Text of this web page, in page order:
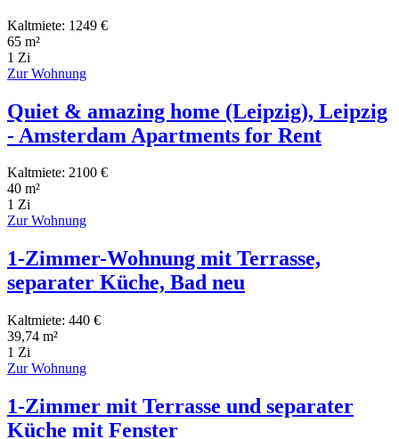
Kaltmiete: 1249 €
65 m²
1 Zi
Zur Wohnung
Quiet & amazing home (Leipzig), Leipzig
- Amsterdam Apartments for Rent
Kaltmiete: 2100 €
40 m²
1 Zi
Zur Wohnung
1-Zimmer-Wohnung mit Terrasse,
separater Küche, Bad neu
Kaltmiete: 440 €
39,74 m²
1 Zi
Zur Wohnung
1-Zimmer mit Terrasse und separater
Küche mit Fenster